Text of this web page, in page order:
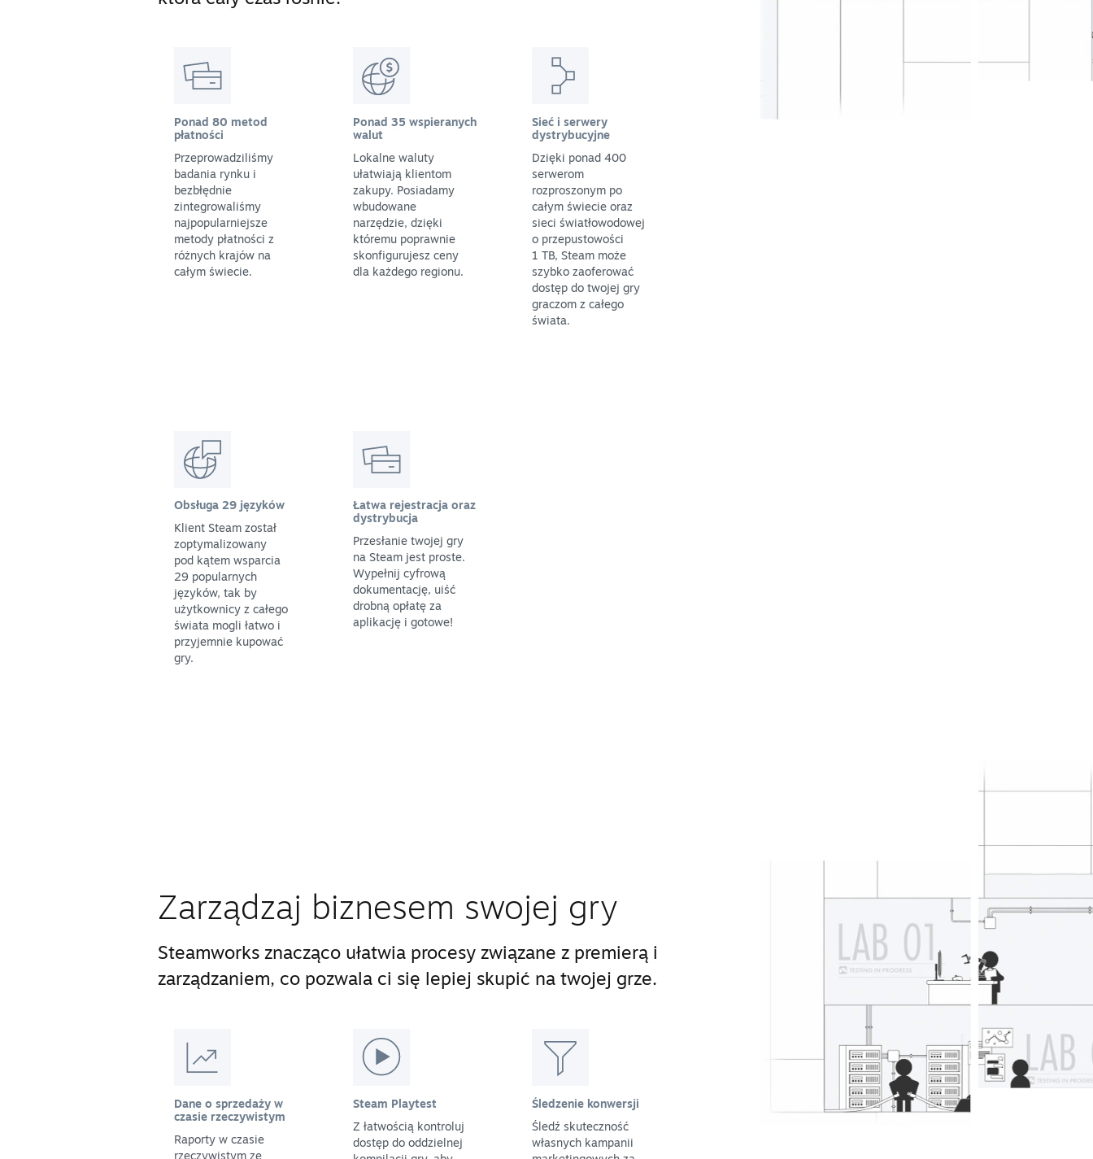
Ponad 80 metod
płatności
Przeprowadziliśmy
badania rynku i
bezbłędnie
zintegrowaliśmy
najpopularniejsze
metody płatności z
różnych krajów na
całym świecie.
Ponad 35 wspieranych
walut
Lokalne waluty
ułatwiają klientom
zakupy. Posiadamy
wbudowane
narzędzie, dzięki
któremu poprawnie
skonfigurujesz ceny
dla każdego regionu.
Sieć i serwery
dystrybucyjne
Dzięki ponad 400
serwerom
rozproszonym po
całym świecie oraz
sieci światłowodowej
o przepustowości
1 TB, Steam może
szybko zaoferować
dostęp do twojej gry
graczom z całego
świata.
Obsługa 29 języków
Klient Steam został
zoptymalizowany
pod kątem wsparcia
29 popularnych
języków, tak by
użytkownicy z całego
świata mogli łatwo i
przyjemnie kupować
gry.
Łatwa rejestracja oraz
dystrybucja
Przesłanie twojej gry
na Steam jest proste.
Wypełnij cyfrową
dokumentację, uiść
drobną opłatę za
aplikację i gotowe!
Zarządzaj biznesem swojej gry
Steamworks znacząco ułatwia procesy związane z premierą i
zarządzaniem, co pozwala ci się lepiej skupić na twojej grze.
Dane o sprzedaży w
czasie rzeczywistym
Raporty w czasie
rzeczywistym ze
Steam Playtest
Z łatwością kontroluj
dostęp do oddzielnej
Śledzenie konwersji
Śledź skuteczność
własnych kampanii